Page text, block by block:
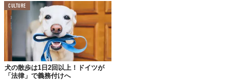
TABI LABO
この世界は、もっと広いはずだ。
CULTURE
犬の散歩は1日2回以上！ドイツが
「法律」で義務付けへ